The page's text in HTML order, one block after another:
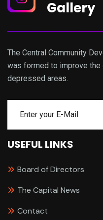
Gallery
The Central Community
was formed to improve
depressed areas.
USEFUL LINKS
Board of Directors
The Capital News
Contact